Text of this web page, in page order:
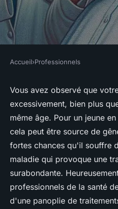
Comment les
traitent-ils
sévère chez les
Lisa•18 mai 2024•5 min de
Accueil›Professionnels
Vous avez observé que
excessivement, bien plus
même âge. Pour un jeune
cela peut être source de
fortes chances qu'il souffre
maladie qui provoque une
surabondante.
professionnels de la santé
d'une panoplie de